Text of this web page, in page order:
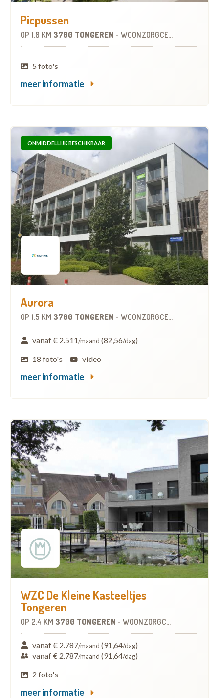
Picpussen
OP 1.8 KM 3700 TONGEREN - WOONZORGCENTRUM (WZC)
5 foto's
meer informatie
ONMIDDELLIJK BESCHIKBAAR
Aurora
OP 1.5 KM 3700 TONGEREN - WOONZORGCENTRUM (WZC)
vanaf € 2.511/maand (82,56/dag)
18 foto's
video
meer informatie
WZC De Kleine Kasteeltjes
Tongeren
OP 2.4 KM 3700 TONGEREN - WOONZORGCENTRUM (WZC)
vanaf € 2.787/maand (91,64/dag)
vanaf € 2.787/maand (91,64/dag)
2 foto's
meer informatie